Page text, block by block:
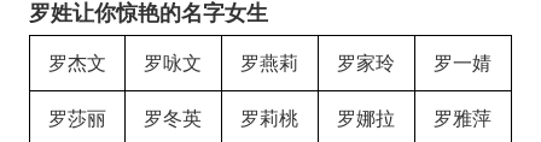
罗姓让你惊艳的名字女生
罗杰文 罗咏文 罗燕莉 罗家玲 罗一婧
罗莎丽 罗冬英 罗莉桃 罗娜拉 罗雅萍